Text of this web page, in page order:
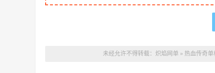
未经允许不得转载： 炽焰网单 » 热血传奇